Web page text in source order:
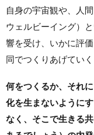
自身の宇宙観や、人
ウェルビーイング）
響を受け、いかに評
同でつくりあげてい
何をつくるか、それ
化を生まないように
なく、そこで生きる